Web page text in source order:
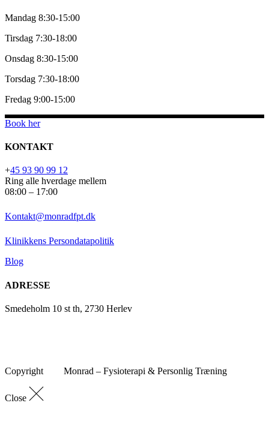
Mandag 8:30-15:00
Tirsdag 7:30-18:00
Onsdag 8:30-15:00
Torsdag 7:30-18:00
Fredag 9:00-15:00
Book her
KONTAKT
+45 93 90 99 12
Ring alle hverdage mellem
08:00 – 17:00
Kontakt@monradfpt.dk
Klinikkens Persondatapolitik
Blog
ADRESSE
Smedeholm 10 st th, 2730 Herlev
Copyright Monrad – Fysioterapi & Personlig Træning
Close